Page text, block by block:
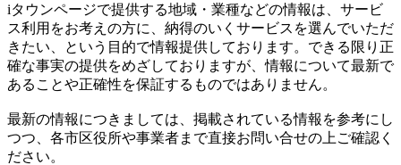
iタウンページで提供する地域・業種などの情報は、サービ
ス利用をお考えの方に、納得のいくサービスを選んでいただ
きたい、という目的で情報提供しております。できる限り正
確な事実の提供をめざしておりますが、情報について最新で
あることや正確性を保証するものではありません。
最新の情報につきましては、掲載されている情報を参考にし
つつ、各市区役所や事業者まで直接お問い合せの上ご確認く
ださい。